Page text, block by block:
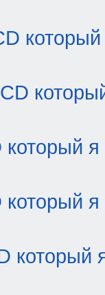
который
я
я
который